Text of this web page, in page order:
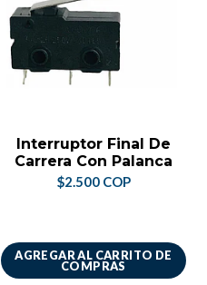
Interruptor Final De
Carrera Con Palanca
$2.500 COP
AGREGAR AL CARRITO DE
COMPRAS